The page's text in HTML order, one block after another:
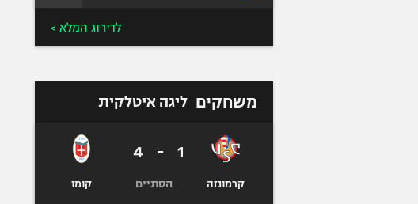
לדירוג המלא >
משחקים ליגה איטלקית
קרמונזה
1
-
4
הסתיים קומו